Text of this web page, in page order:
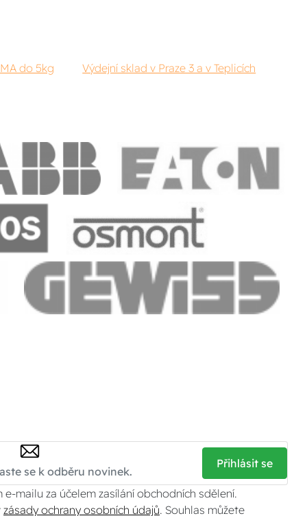
do 5kg Výdejní sklad v Praze 3 a v Teplicích
Přihlásit se
e-mailu za účelem zasílání obchodních sdělení.
zásady ochrany osobních údajů. Souhlas můžete